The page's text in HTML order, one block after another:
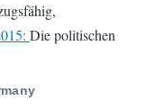
Die politischen